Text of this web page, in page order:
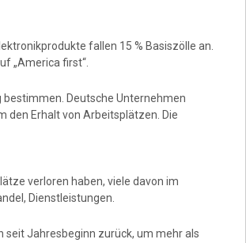
fallen 15 % Basiszölle an.
„America first“.
bestimmen. Deutsche Unternehmen
den Erhalt von Arbeitsplätzen. Die
verloren haben, viele davon im
Dienstleistungen.
seit Jahresbeginn zurück, um mehr als